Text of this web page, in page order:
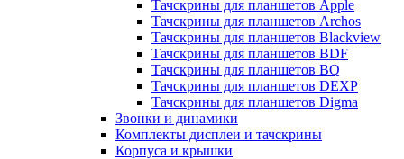
Тачскрины для планшетов Apple
Тачскрины для планшетов Archos
Тачскрины для планшетов Blackview
Тачскрины для планшетов BDF
Тачскрины для планшетов BQ
Тачскрины для планшетов DEXP
Тачскрины для планшетов Digma
Звонки и динамики
Комплекты дисплеи и тачскрины
Корпуса и крышки